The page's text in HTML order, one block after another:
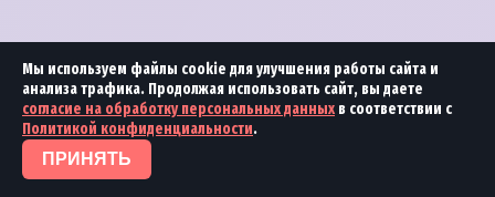
Мы используем файлы cookie для улучшения работы сайта и
анализа трафика. Продолжая использовать сайт, вы даете
согласие на обработку персональных данных в соответствии с
Политикой конфиденциальности.
ПРИНЯТЬ